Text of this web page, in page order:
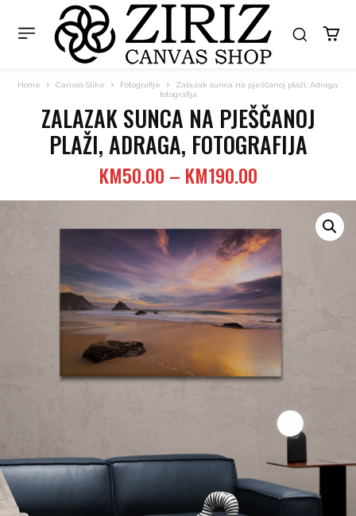
Home Canvas Slike Fotografije
Zalazak sunca na pješčanoj plaži, Adraga,
fotografija
ZALAZAK SUNCA NA PJEŠČANOJ
PLAŽI, ADRAGA, FOTOGRAFIJA
KM50.00 – KM190.00Price
range:
KM50.00
through
KM190.00